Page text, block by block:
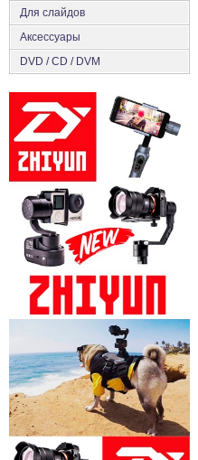
Для слайдов
Аксесcуары
DVD / CD / DVM